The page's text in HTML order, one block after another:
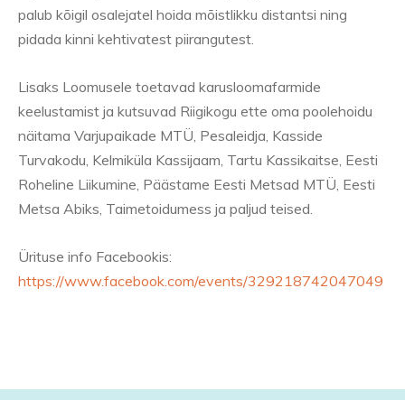
palub kõigil osalejatel hoida mõistlikku distantsi ning
pidada kinni kehtivatest piirangutest.
Lisaks Loomusele toetavad karusloomafarmide
keelustamist ja kutsuvad Riigikogu ette oma poolehoidu
näitama Varjupaikade MTÜ, Pesaleidja, Kasside
Turvakodu, Kelmiküla Kassijaam, Tartu Kassikaitse, Eesti
Roheline Liikumine, Päästame Eesti Metsad MTÜ, Eesti
Metsa Abiks, Taimetoidumess ja paljud teised.
Ürituse info Facebookis:
https://www.facebook.com/events/329218742047049